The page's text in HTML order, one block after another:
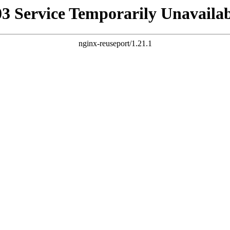
Service Temporarily
nginx-reuseport/1.21.1